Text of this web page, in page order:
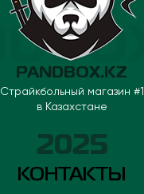
PANDBOX.KZ
Страйкбольный магазин #1
в Казахстане
2025
КОНТАКТЫ